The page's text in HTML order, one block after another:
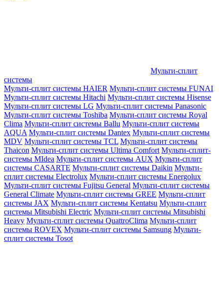
Мульти-сплит
системы
Мульти-сплит системы HAIER Мульти-сплит системы FUNAI
Мульти-сплит системы Hitachi Мульти-сплит системы Hisense
Мульти-сплит системы LG Мульти-сплит системы Panasonic
Мульти-сплит системы Toshiba Мульти-сплит системы Royal
Clima Мульти-сплит системы Ballu Мульти-сплит системы
AQUA Мульти-сплит системы Dantex Мульти-сплит системы
MDV Мульти-сплит системы TCL Мульти-сплит системы
Thaicon Мульти-сплит системы Ultima Comfort Мульти-сплит-
системы MIdea Мульти-сплит системы AUX Мульти-сплит
системы CASARTE Мульти-сплит системы Daikin Мульти-
сплит системы Electrolux Мульти-сплит системы Energolux
Мульти-сплит системы Fujitsu General Мульти-сплит системы
General Climate Мульти-сплит системы GREE Мульти-сплит
системы JAX Мульти-сплит системы Kentatsu Мульти-сплит
системы Mitsubishi Electric Мульти-сплит системы Mitsubishi
Heavy Мульти-сплит системы QuattroClima Мульти-сплит
системы ROVEX Мульти-сплит системы Samsung Мульти-
сплит системы Tosot